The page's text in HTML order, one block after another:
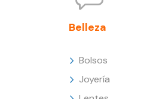
Belleza
Bolsos
Joyería